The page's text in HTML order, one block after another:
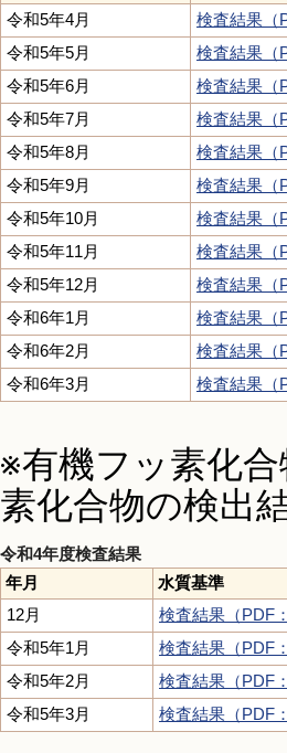
令和5年4月
検査結果（
令和5年5月
検査結果（
令和5年6月
検査結果（
令和5年7月
検査結果（
令和5年8月
検査結果（
令和5年9月
検査結果（
令和5年10月
検査結果（
令和5年11月
検査結果（
令和5年12月
検査結果（
令和6年1月
検査結果（
令和6年2月
検査結果（
令和6年3月
検査結果（
※有機フッ素化
素化合物の検出
令和4年度検査結果
年月
水質基準
12月
検査結果（PDF
令和5年1月
検査結果（PDF
令和5年2月
検査結果（PDF
令和5年3月
検査結果（PDF